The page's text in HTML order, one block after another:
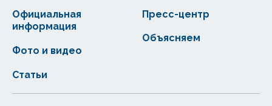
Статьи
Официальная
информация
Фото и видео
Пресс-центр
Объясняем